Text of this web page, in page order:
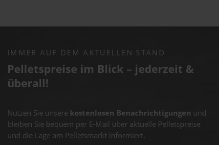
IMMER AUF DEM AKTUELLEN STAND
Pelletspreise im Blick – jederzeit &
überall!
Nutzen Sie unsere kostenlosen Benachrichtigungen und
bleiben Sie bequem per E-Mail über aktuelle Pelletspreise
und die Lage am Pelletsmarkt informiert.